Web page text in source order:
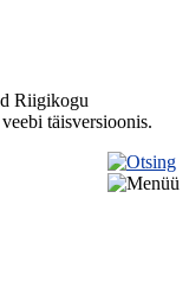
Riigikogu
täisversioonis.